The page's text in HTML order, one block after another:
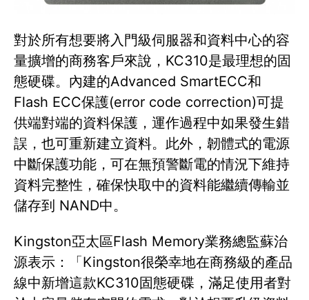
對於所有想要將入門級伺服器和資料中心的容
量擴增的商務客戶來說，KC310是最理想的固
態硬碟。內建的Advanced SmartECC和
Flash ECC保護(error code correction)可提
供端對端的資料保護，運作過程中如果發生錯
誤，也可重新建立資料。此外，韌體式的電源
中斷保護功能，可在無預警斷電的情況下維持
資料完整性，確保快取中的資料能繼續傳輸並
儲存到 NAND中。
Kingston亞太區Flash Memory業務總監蘇治
源表示：「Kingston很榮幸地在商務級的產品
線中新增這款KC310固態硬碟，滿足使用者對